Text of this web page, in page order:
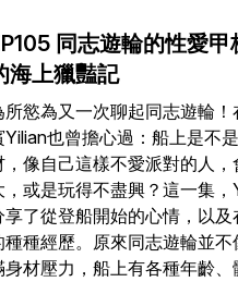
同志遊輪的性愛
海上獵豔記
所慾為又一次聊起同志遊輪
Yilian也曾擔心過：船上是不
，像自己這樣不愛派對的人，
，或是玩得不盡興？這一集
享了從登船開始的心情，以
種種經歷。原來同志遊輪並
身材壓力，船上有各種年齡、